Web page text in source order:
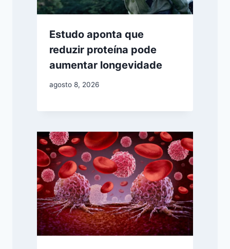
Estudo aponta que
reduzir proteína pode
aumentar longevidade
agosto 8, 2026